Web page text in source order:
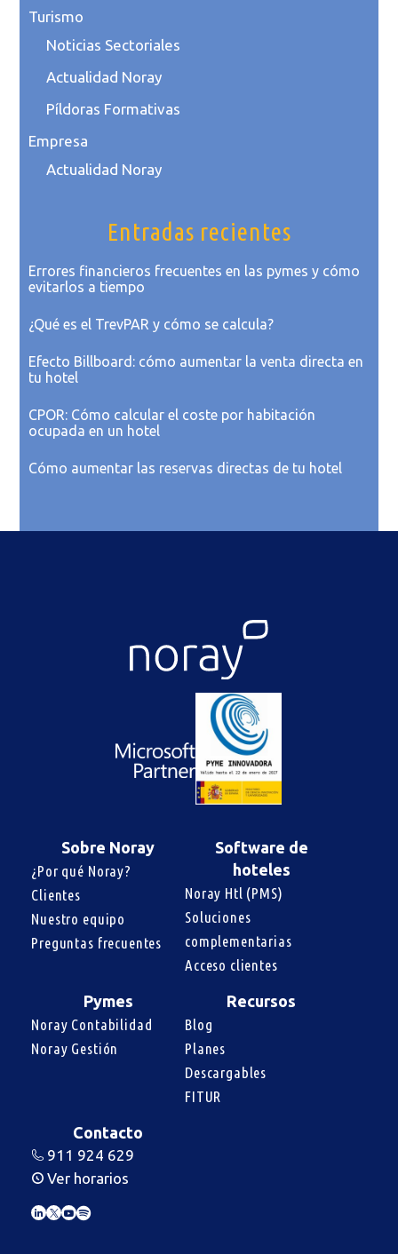
Turismo
Noticias Sectoriales
Actualidad Noray
Píldoras Formativas
Empresa
Actualidad Noray
Entradas recientes
Errores financieros frecuentes en las pymes y cómo
evitarlos a tiempo
¿Qué es el TrevPAR y cómo se calcula?
Efecto Billboard: cómo aumentar la venta directa en
tu hotel
CPOR: Cómo calcular el coste por habitación
ocupada en un hotel
Cómo aumentar las reservas directas de tu hotel
Sobre Noray
¿Por qué Noray?
Clientes
Nuestro equipo
Preguntas frecuentes
Software de
hoteles
Noray Htl (PMS)
Soluciones
complementarias
Acceso clientes
Pymes
Noray Contabilidad
Noray Gestión
Recursos
Blog
Planes
Descargables
FITUR
Contacto
Ver horarios
911 924 629